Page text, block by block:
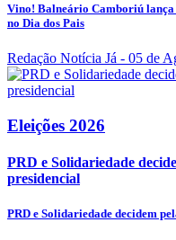
Vino! Balneário Camboriú
no Dia dos Pais
Redação Notícia Já - 05 de
Eleições 2026
PRD e Solidariedade
presidencial
PRD e Solidariedade decidem